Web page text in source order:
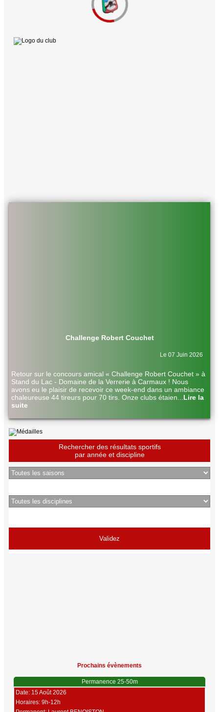
Challenge Robert Couchet
Le 07 Juin 2026
Retour sur le concours amical « Challenge Robert Couchet » à
Stand du Lac - Domaine de la Verrerie à Carmaux ! Nous
avons eu le plaisir de recevoir ce week-end dans un ambiance
chaleureuse 44 tireurs pour 70 tirs. Onze clubs étaien
Lire la
suite
Rechercher des résultats sportifs
par année et discipline
Prochains évènements
Permanence 25-50m
Date: 15 Août 2026
Horaires: 9h-12h